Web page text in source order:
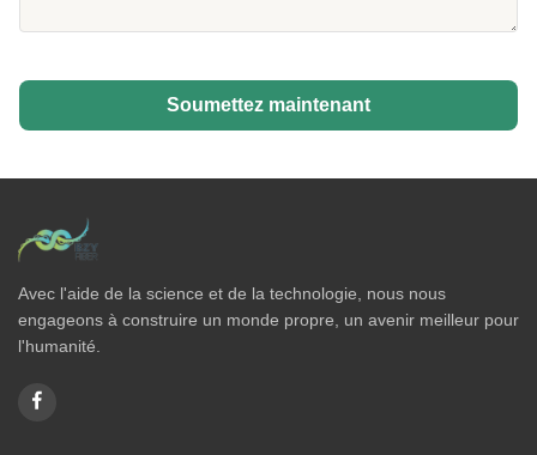
Soumettez maintenant
Avec l'aide de la science et de la technologie, nous nous
engageons à construire un monde propre, un avenir meilleur pour
l'humanité.